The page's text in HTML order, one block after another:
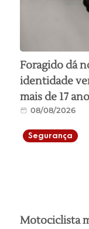
Foragido dá
identidade
mais de 17
08/08/2026
Segurança
Motociclista